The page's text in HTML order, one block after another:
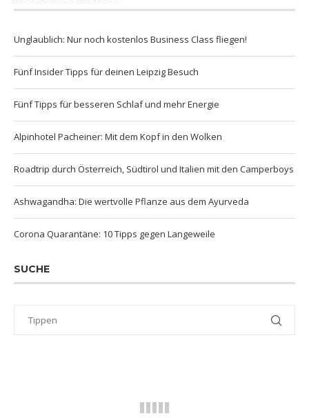
Unglaublich: Nur noch kostenlos Business Class fliegen!
Fünf Insider Tipps für deinen Leipzig Besuch
Fünf Tipps für besseren Schlaf und mehr Energie
Alpinhotel Pacheiner: Mit dem Kopf in den Wolken
Roadtrip durch Österreich, Südtirol und Italien mit den Camperboys
Ashwagandha: Die wertvolle Pflanze aus dem Ayurveda
Corona Quarantäne: 10 Tipps gegen Langeweile
SUCHE